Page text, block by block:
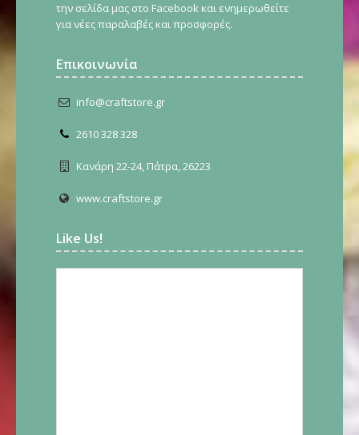
την σελίδα μας στο Facebook και ενημερωθείτε
για νέες παραλαβές και προσφορές.
Επικοινωνία
info@craftstore.gr
2610 328 328
Κανάρη 22-24, Πάτρα, 26223
www.craftstore.gr
Like Us!